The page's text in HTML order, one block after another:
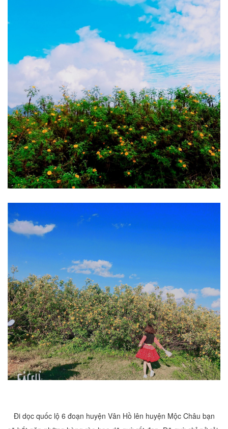
Đi dọc quốc lộ 6 đoạn huyện Vân Hồ lên huyện Mộc Châu bạn